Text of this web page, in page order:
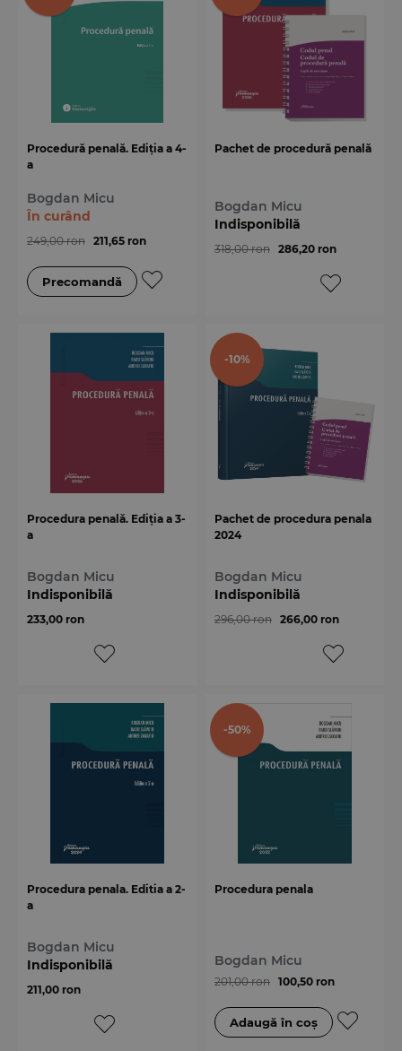
Procedură penală. Ediția a 4-
a
Bogdan Micu
În curând
249,00 ron 211,65 ron
Pachet de procedură penală
Bogdan Micu
Indisponibilă
318,00 ron 286,20 ron
Procedura penală. Ediția a 3-
a
Bogdan Micu
Indisponibilă
233,00 ron
-10%
Pachet de procedura penala
2024
Bogdan Micu
Indisponibilă
296,00 ron 266,00 ron
Procedura penala. Editia a 2-
a
Bogdan Micu
Indisponibilă
211,00 ron
-50%
Procedura penala
Bogdan Micu
201,00 ron 100,50 ron